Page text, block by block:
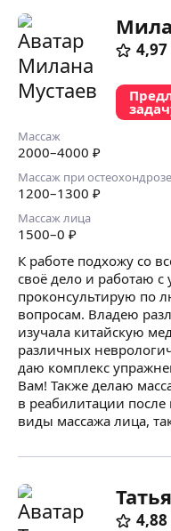
4,97
Массаж
2000–4000 ₽
Массаж при остеохондрозе
1200–1300 ₽
Массаж лица
1500–0 ₽
К работе подхожу со
своё дело и работаю с
проконсультирую
вопросам. Владею
изучала китайскую
различных
даю комплекс
Вам! Также делаю
в реабилитации
виды массажа лица,
4,88